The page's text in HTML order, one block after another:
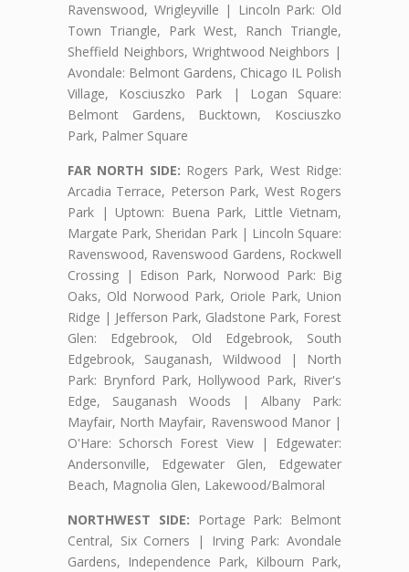
Ravenswood, Wrigleyville | Lincoln Park: Old
Town Triangle, Park West, Ranch Triangle,
Sheffield Neighbors, Wrightwood Neighbors |
Avondale: Belmont Gardens, Chicago IL Polish
Village, Kosciuszko Park | Logan Square:
Belmont Gardens, Bucktown, Kosciuszko
Park, Palmer Square
FAR NORTH SIDE: Rogers Park, West Ridge:
Arcadia Terrace, Peterson Park, West Rogers
Park | Uptown: Buena Park, Little Vietnam,
Margate Park, Sheridan Park | Lincoln Square:
Ravenswood, Ravenswood Gardens, Rockwell
Crossing | Edison Park, Norwood Park: Big
Oaks, Old Norwood Park, Oriole Park, Union
Ridge | Jefferson Park, Gladstone Park, Forest
Glen: Edgebrook, Old Edgebrook, South
Edgebrook, Sauganash, Wildwood | North
Park: Brynford Park, Hollywood Park, River's
Edge, Sauganash Woods | Albany Park:
Mayfair, North Mayfair, Ravenswood Manor |
O'Hare: Schorsch Forest View | Edgewater:
Andersonville, Edgewater Glen, Edgewater
Beach, Magnolia Glen, Lakewood/Balmoral
NORTHWEST SIDE: Portage Park: Belmont
Central, Six Corners | Irving Park: Avondale
Gardens, Independence Park, Kilbourn Park,